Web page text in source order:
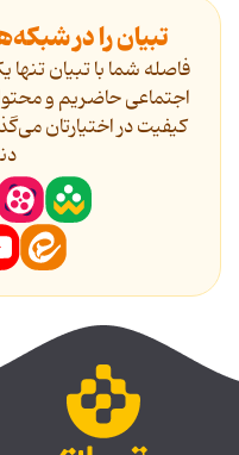
تبیان را در
فاصله شما با تبیان
اجتماعی حاضریم و
کیفیت در اختیارتان